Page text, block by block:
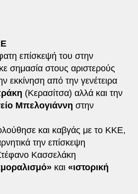
επίσκεψή του στην
σημασία στους αριστερούς
εκκίνηση από την γενέτειρα
(Κερασίτσα) αλλά και την
Μπελογιάννη στην
και καβγάς με το ΚΚΕ,
την επίσκεψη
Κασσελάκη
και «ιστορική